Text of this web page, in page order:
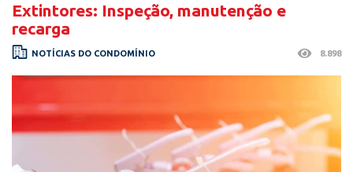
notícias
contactos
Extintores: Inspeção, manutenção e
recarga
NOTÍCIAS DO CONDOMÍNIO 8.898